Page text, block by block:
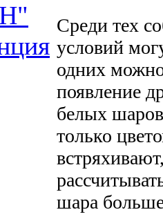
Среди тех
условий
одних
появление
белых
только
шара